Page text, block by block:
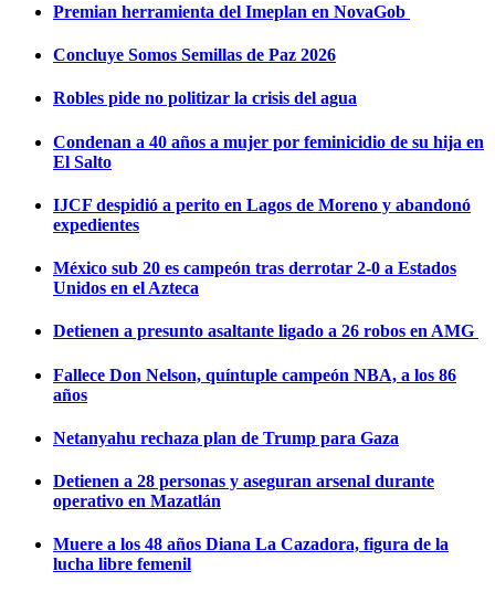
Premian herramienta del Imeplan en NovaGob
Concluye Somos Semillas de Paz 2026
Robles pide no politizar la crisis del agua
Condenan a 40 años a mujer por feminicidio de su hija en
El Salto
IJCF despidió a perito en Lagos de Moreno y abandonó
expedientes
México sub 20 es campeón tras derrotar 2-0 a Estados
Unidos en el Azteca
Detienen a presunto asaltante ligado a 26 robos en AMG
Fallece Don Nelson, quíntuple campeón NBA, a los 86
años
Netanyahu rechaza plan de Trump para Gaza
Detienen a 28 personas y aseguran arsenal durante
operativo en Mazatlán
Muere a los 48 años Diana La Cazadora, figura de la
lucha libre femenil